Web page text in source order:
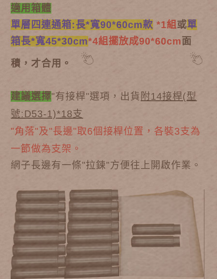
適用箱體
單層四連通箱:長*寬90*60cm款 *1組 或單
箱長*寬45*30cm*4組擺放成90*60cm面
積，才合用。
建議選擇"有接桿"選項，出貨 附14接桿(型
號:D53-1)*18支
"角落"及"長邊"取6個接桿位置，各裝3支為
一節做為支架。
網子長邊有一條"拉鍊"方便往上開啟作業。